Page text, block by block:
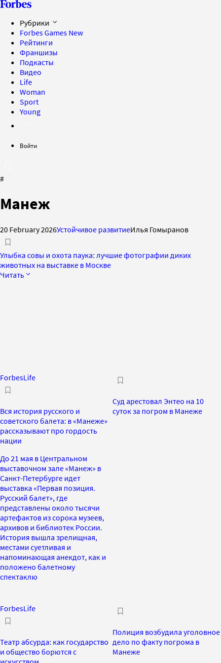
Рубрики
Forbes Games New
Рейтинги
Франшизы
Подкасты
Видео
Life
Woman
Sport
Young
Войти
#
Манеж
20 February 2026Устойчивое развитиеИлья Гомыранов
Улыбка совы и охота паука: лучшие фотографии диких
животных на выставке в Москве
Читать
ForbesLife
Вся история русского и
советского балета: в «Манеже»
рассказывают про гордость
нации
До 21 мая в Центральном
выставочном зале «Манеж» в
Санкт-Петербурге идет
выставка «Первая позиция.
Русский балет», где
представлены около тысячи
артефактов из сорока музеев,
архивов и библиотек России.
История вышла зрелищная,
местами суетливая и
напоминающая анекдот, как и
положено балетному
спектаклю
Суд арестовал Энтео на 10
суток за погром в Манеже
ForbesLife
Театр абсурда: как государство
и общество борются с
Полиция возбудила уголовное
дело по факту погрома в
Манеже